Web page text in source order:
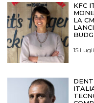
KFC
LA
15